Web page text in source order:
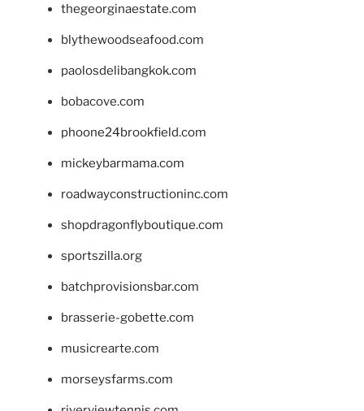
thegeorginaestate.com
blythewoodseafood.com
paolosdelibangkok.com
bobacove.com
phoone24brookfield.com
mickeybarmama.com
roadwayconstructioninc.com
shopdragonflyboutique.com
sportszilla.org
batchprovisionsbar.com
brasserie-gobette.com
musicrearte.com
morseysfarms.com